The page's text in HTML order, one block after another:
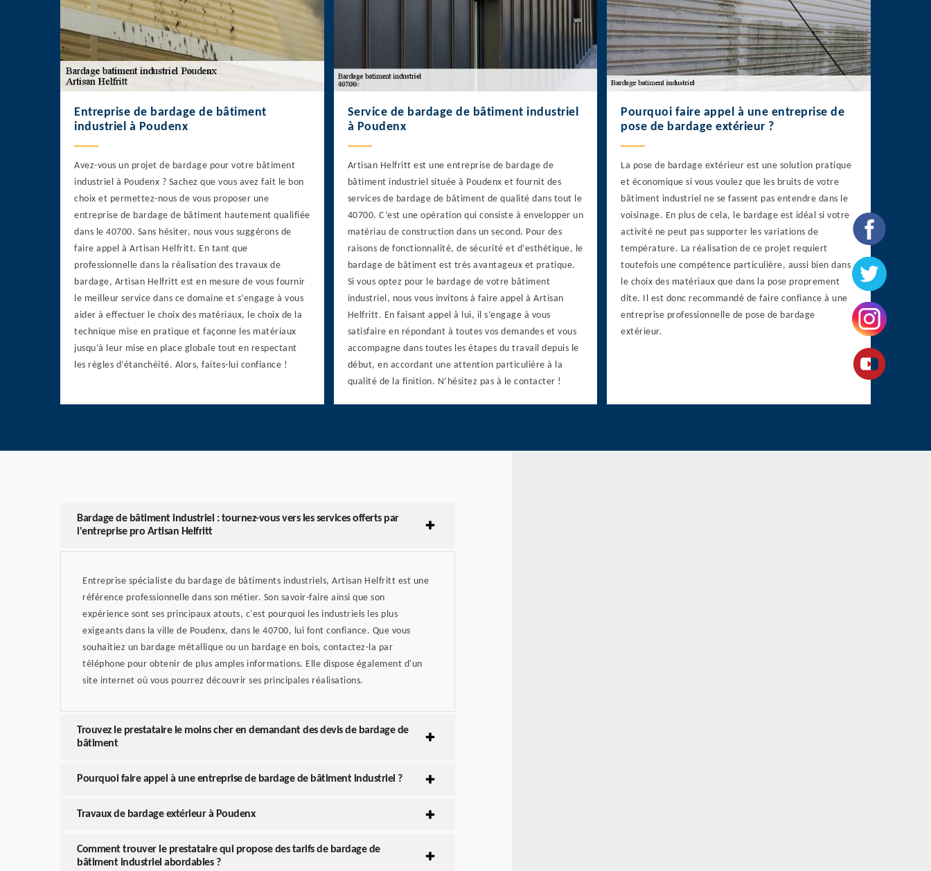
Entreprise de bardage de bâtiment
industriel à Poudenx
Avez-vous un projet de bardage pour votre bâtiment
industriel à Poudenx ? Sachez que vous avez fait le bon
choix et permettez-nous de vous proposer une
entreprise de bardage de bâtiment hautement qualifiée
dans le 40700. Sans hésiter, nous vous suggérons de
faire appel à Artisan Helfritt. En tant que
professionnelle dans la réalisation des travaux de
bardage, Artisan Helfritt est en mesure de vous fournir
le meilleur service dans ce domaine et s’engage à vous
aider à effectuer le choix des matériaux, le choix de la
technique mise en pratique et façonne les matériaux
jusqu’à leur mise en place globale tout en respectant
les règles d’étanchéité. Alors, faites-lui confiance !
Service de bardage de bâtiment industriel
à Poudenx
Artisan Helfritt est une entreprise de bardage de
bâtiment industriel située à Poudenx et fournit des
services de bardage de bâtiment de qualité dans tout le
40700. C’est une opération qui consiste à envelopper un
matériau de construction dans un second. Pour des
raisons de fonctionnalité, de sécurité et d’esthétique, le
bardage de bâtiment est très avantageux et pratique.
Si vous optez pour le bardage de votre bâtiment
industriel, nous vous invitons à faire appel à Artisan
Helfritt. En faisant appel à lui, il s’engage à vous
satisfaire en répondant à toutes vos demandes et vous
accompagne dans toutes les étapes du travail depuis le
début, en accordant une attention particulière à la
qualité de la finition. N’hésitez pas à le contacter !
Pourquoi faire appel à une entreprise de
pose de bardage extérieur ?
La pose de bardage extérieur est une solution pratique
et économique si vous voulez que les bruits de votre
bâtiment industriel ne se fassent pas entendre dans le
voisinage. En plus de cela, le bardage est idéal si votre
activité ne peut pas supporter les variations de
température. La réalisation de ce projet requiert
toutefois une compétence particulière, aussi bien dans
le choix des matériaux que dans la pose proprement
dite. Il est donc recommandé de faire confiance à une
entreprise professionnelle de pose de bardage
extérieur.
Bardage de bâtiment industriel : tournez-vous vers les services offerts par
l'entreprise pro Artisan Helfritt
Entreprise spécialiste du bardage de bâtiments industriels, Artisan Helfritt est une
référence professionnelle dans son métier. Son savoir-faire ainsi que son
expérience sont ses principaux atouts, c'est pourquoi les industriels les plus
exigeants dans la ville de Poudenx, dans le 40700, lui font confiance. Que vous
souhaitiez un bardage métallique ou un bardage en bois, contactez-la par
téléphone pour obtenir de plus amples informations. Elle dispose également d'un
site internet où vous pourrez découvrir ses principales réalisations.
Trouvez le prestataire le moins cher en demandant des devis de bardage de
bâtiment
Pourquoi faire appel à une entreprise de bardage de bâtiment industriel ?
Travaux de bardage extérieur à Poudenx
Comment trouver le prestataire qui propose des tarifs de bardage de
bâtiment industriel abordables ?